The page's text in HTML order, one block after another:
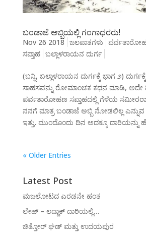
ಬಂಡಾಜೆ ಅಬ್ಬಿಯಲ್ಲಿ ಗಂಗಾಧರರು!
Nov 26 2018 ಜಲಪಾತಗಳು
ಸಪ್ತಾಹ ಬಲ್ಲಾಳರಾಯನ ದುರ್ಗ
(ಬನ್ನಿ, ಬಲ್ಲಾಳರಾಯನ ದುರ್ಗಕ್ಕೆ ಭಾಗ ೨)
ಸಾಹಸವನ್ನು ರೋಮಾಂಚಕ ಕಥನ ಮಾಡಿ, ಅದೇ
ಪರ್ವತಾರೋಹಣ ಸಪ್ತಾಹದಲ್ಲಿ ಗೆಳೆಯ
ನನಗೆ ಮಾತ್ರ ಬಂಡಾಜೆ ಅಬ್ಬಿ ನೋಡಲಿಲ್ಲ ಎನ್ನುವ
ಇತ್ತು. ಮುಂದೊಂದು ದಿನ ಅದಕ್ಕೂ ದಾರಿಯನ್ನು
« Older Entries
Latest Post
ಮಜಲೋಟದ ಎರಡನೇ ಹಂತ
ಲೇಹ್ – ಲದ್ದಾಕ್ ದಾರಿಯಲ್ಲಿ…
ಚಿತ್ತೋರ್ ಘಡ್ ಮತ್ತು ಉದಯಪುರ